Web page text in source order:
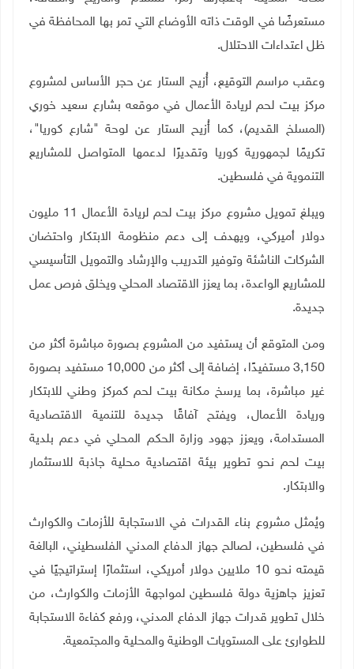
مستعرضًا في الوقت ذاته الأوضاع التي تمر بها المحافظة في
ظل اعتداءات الاحتلال.
وعقب مراسم التوقيع، أُزيح الستار عن حجر الأساس لمشروع
مركز بيت لحم لريادة الأعمال في موقعه بشارع سعيد خوري
(المسلخ القديم)، كما أُزيح الستار عن لوحة "شارع كوريا"،
تكريمًا لجمهورية كوريا وتقديرًا لدعمها المتواصل للمشاريع
التنموية في فلسطين.
ويبلغ تمويل مشروع مركز بيت لحم لريادة الأعمال 11 مليون
دولار أميركي، ويهدف إلى دعم منظومة الابتكار واحتضان
الشركات الناشئة وتوفير التدريب والإرشاد والتمويل التأسيسي
للمشاريع الواعدة، بما يعزز الاقتصاد المحلي ويخلق فرص عمل
جديدة.
ومن المتوقع أن يستفيد من المشروع بصورة مباشرة أكثر من
3,150 مستفيدًا، إضافة إلى أكثر من 10,000 مستفيد بصورة
غير مباشرة، بما يرسخ مكانة بيت لحم كمركز وطني للابتكار
وريادة الأعمال، ويفتح آفاقًا جديدة للتنمية الاقتصادية
المستدامة، ويعزز جهود وزارة الحكم المحلي في دعم بلدية
بيت لحم نحو تطوير بيئة اقتصادية محلية جاذبة للاستثمار
والابتكار.
ويُمثل مشروع بناء القدرات في الاستجابة للأزمات والكوارث
في فلسطين، لصالح جهاز الدفاع المدني الفلسطيني، البالغة
قيمته نحو 10 ملايين دولار أمريكي، استثمارًا إستراتيجيًا في
تعزيز جاهزية دولة فلسطين لمواجهة الأزمات والكوارث، من
خلال تطوير قدرات جهاز الدفاع المدني، ورفع كفاءة الاستجابة
للطوارئ على المستويات الوطنية والمحلية والمجتمعية.